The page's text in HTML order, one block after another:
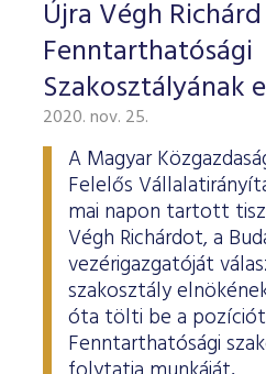
ESG Útmutató
Újra Végh
Fenntarthatósági
Szakosztályának
2020. nov. 25.
A Magyar
Felelős
mai napon tartott
Végh Richárdot, a
vezérigazgatóját
szakosztály
óta tölti be a
Fenntarthatósági